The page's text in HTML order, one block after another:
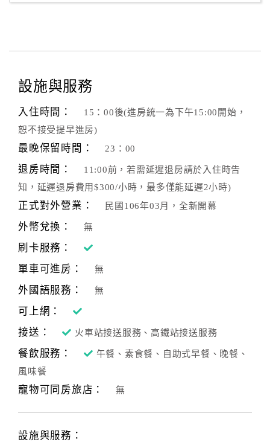
設施與服務
入住時間：
15：00後(進房統一為下午15:00開始，
恕不接受提早進房)
最晚保留時間： 23：00
退房時間：
11:00前，若需延遲退房請於入住時告
知，延遲退房費用$300/小時，最多僅能延遲2小時)
正式對外營業： 民國106年03月，全新開幕
外幣兌換： 無
刷卡服務：
單車可進房：
無
外國語服務： 無
可上網：
接送：
火車站接送服務、高鐵站接送服務
餐飲服務：
午餐、素食餐、自助式早餐、晚餐、
風味餐
寵物可同房旅店： 無
設施與服務：